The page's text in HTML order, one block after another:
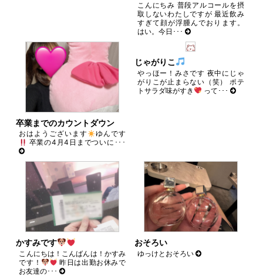
こんにちみ 普段アルコールを摂
取しないわたしですが 最近飲み
すぎて顔が浮腫んでおります。
はい。今日･･･
卒業までのカウントダウン
おはようございます
ゆんです
卒業の4月4日までついに･･･
じゃがりこ
やっほー！みさです 夜中にじゃ
がりこが止まらない（笑） ポテ
トサラダ味がすき
って･･･
かすみです
こんにちは！こんばんは！かすみ
です！
昨日は出勤お休みで
お友達の･･･
おそろい
ゆっけとおそろい